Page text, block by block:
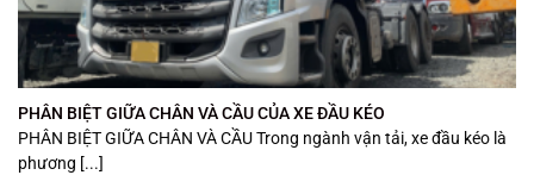
PHÂN BIỆT GIỮA CHÂN VÀ CẦU CỦA XE ĐẦU KÉO
PHÂN BIỆT GIỮA CHÂN VÀ CẦU Trong ngành vận tải, xe đầu kéo là
phương [...]